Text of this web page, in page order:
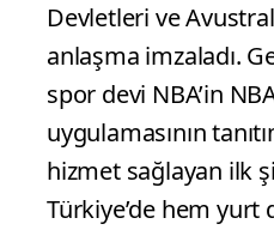
Devletleri ve
anlaşma imzaladı.
spor devi NBA’in
uygulamasının
hizmet sağlayan ilk
Türkiye’de hem yurt